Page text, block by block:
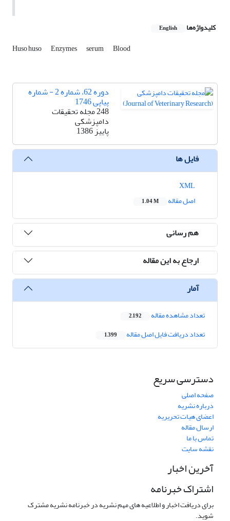
کلیدواژه‌ها English
Huso huso Enzymes serum Blood
دوره 62، شماره 2 - شماره
پیاپی 1746
248 مجله تحقیقات
دامپزشکی
پاییز 1386
فایل ها
اصل مقاله
1.04 M
هم رسانی
ارجاع به این مقاله
آمار
تعداد مشاهده مقاله 2,192
تعداد دریافت فایل اصل مقاله 1,399
دسترسی سریع
صفحه اصلی
درباره نشریه
اعضای هیات تحریریه
ارسال مقاله
تماس با ما
نقشه سایت
آخرین اخبار
اشتراک خبرنامه
برای دریافت اخبار و اطلاعیه های مهم نشریه در خبرنامه نشریه مشترک
شوید.